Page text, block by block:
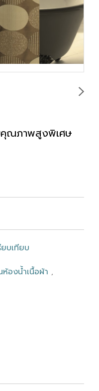
คุณภาพสูงพิเศษ
ยบเทียบ
ห้องน้ำเนื้อผ้า ,